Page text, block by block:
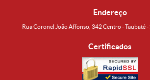
Endereço
Rua Coronel João Affonso, 342 Centro - Taubaté -
Certificados